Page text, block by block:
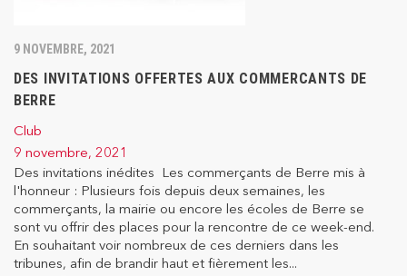
9 NOVEMBRE, 2021
DES INVITATIONS OFFERTES AUX COMMERCANTS DE
BERRE
Club
9 novembre, 2021
Des invitations inédites Les commerçants de Berre mis à
l'honneur : Plusieurs fois depuis deux semaines, les
commerçants, la mairie ou encore les écoles de Berre se
sont vu offrir des places pour la rencontre de ce week-end.
En souhaitant voir nombreux de ces derniers dans les
tribunes, afin de brandir haut et fièrement les...